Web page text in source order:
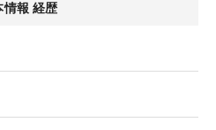
情報 経歴